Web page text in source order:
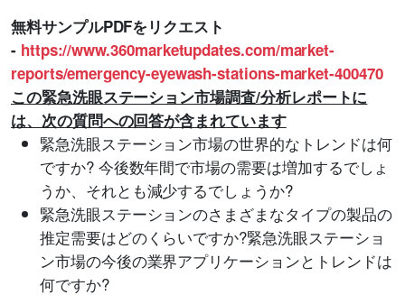
無料サンプルPDFをリクエスト
- https://www.360marketupdates.com/market-
reports/emergency-eyewash-stations-market-400470
この緊急洗眼ステーション市場調査/分析レポートに
は、次の質問への回答が含まれています
緊急洗眼ステーション市場の世界的なトレンドは何
ですか? 今後数年間で市場の需要は増加するでしょ
うか、それとも減少するでしょうか?
緊急洗眼ステーションのさまざまなタイプの製品の
推定需要はどのくらいですか?緊急洗眼ステーショ
ン市場の今後の業界アプリケーションとトレンドは
何ですか?